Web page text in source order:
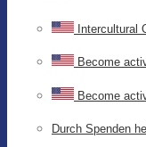
Intercultural
Become
Become
Durch Spenden